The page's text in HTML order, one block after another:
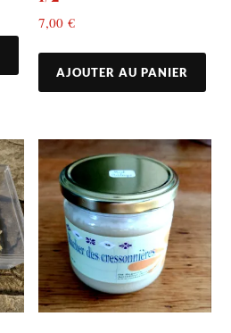
7,00€
AJOUTER AU PANIER